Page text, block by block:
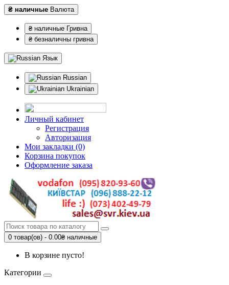
₴ наличные Валюта
₴ наличные Гривна
₴ безналичны гривна
Язык
Russian
Ukrainian
Личный кабинет
Регистрация
Авторизация
Мои закладки (0)
Корзина покупок
Оформление заказа
0 товар(ов) - 0.00₴ наличные
В корзине пусто!
Категории